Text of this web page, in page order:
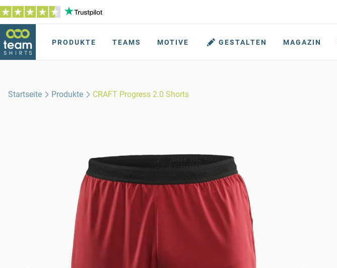
PRODUKTE TEAMS MOTIVE GESTALTEN MAGAZIN
Startseite Produkte CRAFT Progress 2.0 Shorts